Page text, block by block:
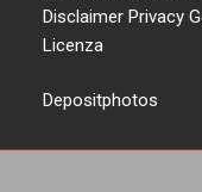
Disclaimer Privacy
Licenza
Depositphotos